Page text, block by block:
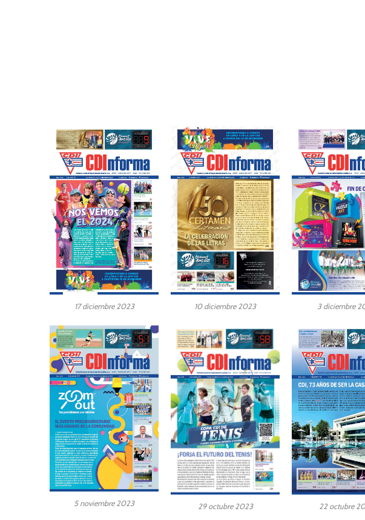
17 diciembre 2023 10 diciembre 2023 3 diciembre
5 noviembre 2023 29 octubre 2023 22 octubre